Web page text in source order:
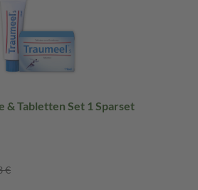
& Tabletten Set 1 Sparset
€